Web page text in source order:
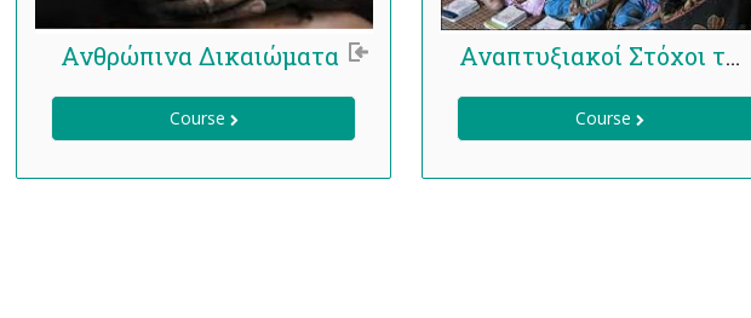
Ανθρώπινα Δικαιώματα
Course
Αναπτυξιακοί Στόχοι της Χιλιετίας (ΑΣΧ)
Course